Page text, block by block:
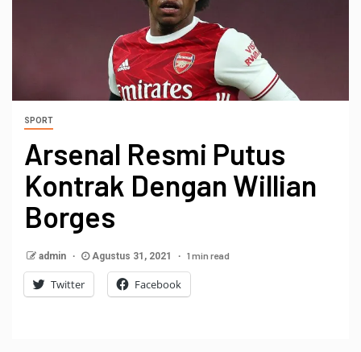
SPORT
Arsenal Resmi Putus
Kontrak Dengan Willian
Borges
admin Agustus 31, 2021 1 min read
Twitter Facebook